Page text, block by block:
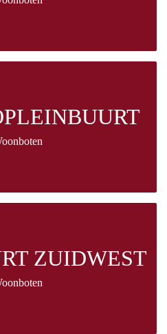
ZUIDWEST